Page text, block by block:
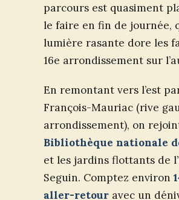
parcours est quasiment
le faire en fin de journée,
lumière rasante dore les
16e arrondissement sur
En remontant vers l’est
François-Mauriac (rive
arrondissement), on
Bibliothèque nationale
et les jardins flottants de
Seguin. Comptez environ
aller-retour avec un